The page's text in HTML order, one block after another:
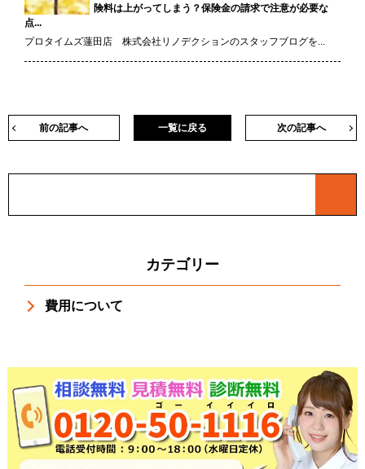
険料は上がってしまう？保険金の請求で注意が必要な
点...
プロタイムズ蓮田店 株式会社リノデクションのスタッフブログを...
前の記事へ 次の記事へ
一覧に戻る
カテゴリー
費用について